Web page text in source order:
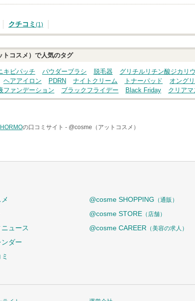
クチコミ (1)
トコスメ）で人気のタグ
キビパッチ パウダーブラシ 脱毛器 グリチルリチン酸ジカリ
ヘアアイロン PDRN ナイトクリーム トナーパッド オング
ファンデーション ブラックフライデー Black Friday クリアマ
HORMOの口コミサイト - @cosme（アットコスメ）
ュース
ダー
@cosme SHOPPING （通販）
@cosme STORE （店舗）
@cosme CAREER （美容の求人）